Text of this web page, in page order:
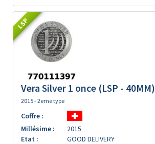
LSP
Vera Silver 1 once (LSP - 40MM)
2015 - 2eme type
Coffre :
Millésime :
2015
Etat :
GOOD DELIVERY